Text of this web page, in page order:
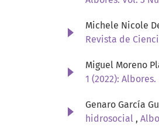
Michele Nicole
Revista de
Miguel Moreno
1 (2022):
Genaro García
hidrosocial ,